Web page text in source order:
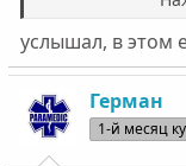
больной.
понятиями?
услышал, в этом
Герман
1-й месяц